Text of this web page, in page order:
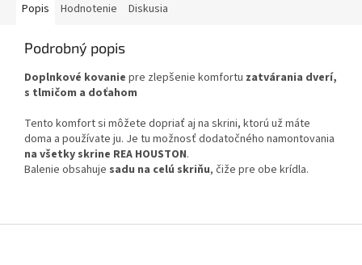
Popis Hodnotenie Diskusia
Podrobný popis
Doplnkové kovanie pre zlepšenie komfortu zatvárania dverí,
s tlmičom a doťahom
Tento komfort si môžete dopriať aj na skrini, ktorú už máte
doma a používate ju. Je tu možnosť dodatočného namontovania
na všetky skrine REA HOUSTON.
Balenie obsahuje sadu na celú skriňu, čiže pre obe krídla.